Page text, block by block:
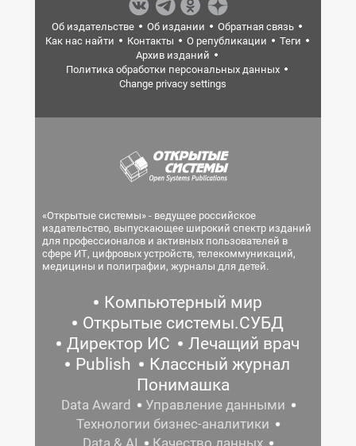
Об издательстве Об издании
Обратная связь
Как нас найти
Контакты О републикации
Теги
Архив изданий
Политика обработки персональных данных
Change privacy settings
«Открытые системы» - ведущее российское
издательство, выпускающее широкий спектр изданий
для профессионалов и активных пользователей в
сфере ИТ, цифровых устройств, телекоммуникаций,
медицины и полиграфии, журналы для детей.
Компьютерный мир
Открытые системы.СУБД
Директор ИС
Лечащий врач
Publish
Классный журнал
Понимашка
Data Award
Управление данными
Технологии бизнес-аналитики
Data & AI
Качество данных